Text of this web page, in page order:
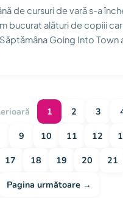
de cursuri de vară s-a
bucurat alături de copiii
Going Into Town
1 2 3
9 10 11 12
17 18 19 20 21
Pagina următoare →